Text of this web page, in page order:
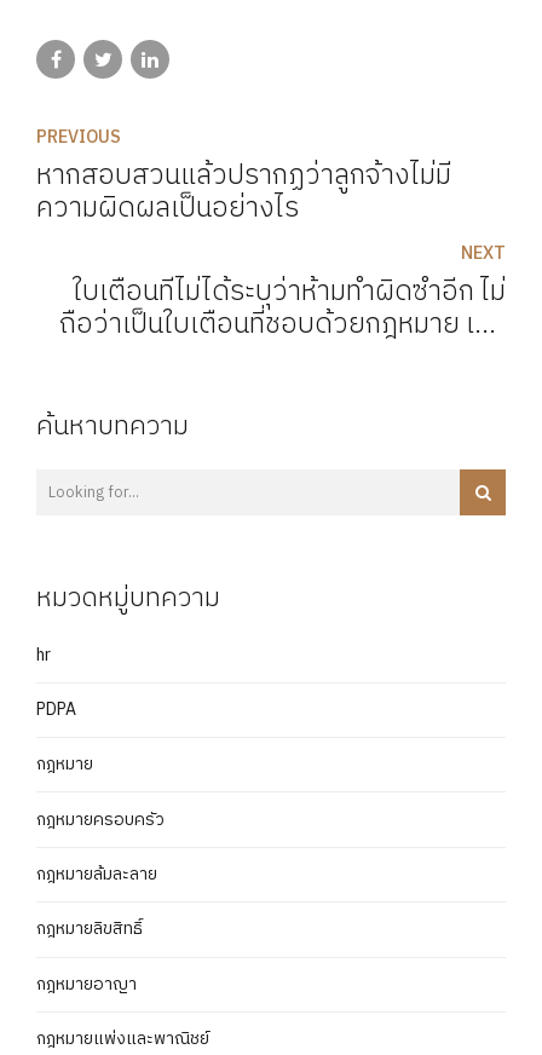
PREVIOUS
หากสอบสวนแล้วปรากฏว่าลูกจ้างไม่มี
ความผิดผลเป็นอย่างไร
NEXT
ใบเตือนที่ไม่ได้ระบุว่าห้ามทำผิดซ้ำอีก ไม่
ถือว่าเป็นใบเตือนที่ชอบด้วยกฎหมาย เลิก
ค้นหาบทความ
หมวดหมู่บทความ
hr
PDPA
กฎหมาย
กฎหมายครอบครัว
กฎหมายล้มละลาย
กฎหมายลิขสิทธิ์
กฎหมายอาญา
กฎหมายแพ่งและพาณิชย์